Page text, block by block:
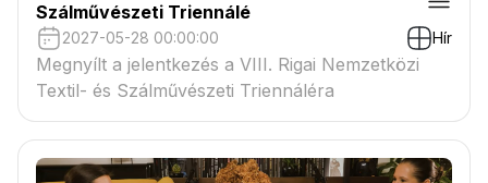
Szálművészeti Triennálé
2027-05-28 00:00:00 Hír
Megnyílt a jelentkezés a VIII. Rigai Nemzetközi
Textil- és Szálművészeti Triennáléra